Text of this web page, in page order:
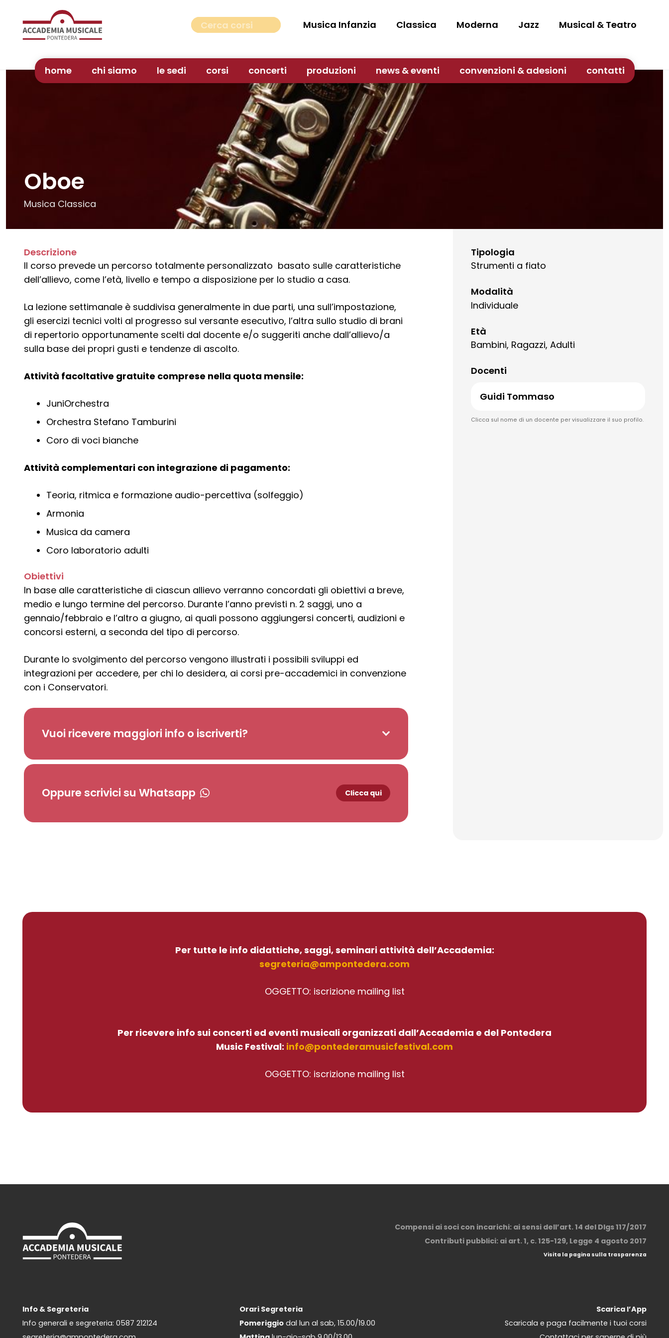
Musica Infanzia Classica Moderna Jazz Musical & Teatro
home chi siamo le sedi corsi concerti produzioni news & eventi convenzioni & adesioni contatti
Oboe
Musica Classica
Descrizione
Il corso prevede un percorso totalmente personalizzato basato sulle caratteristiche
dell’allievo, come l’età, livello e tempo a disposizione per lo studio a casa.
La lezione settimanale è suddivisa generalmente in due parti, una sull’impostazione,
gli esercizi tecnici volti al progresso sul versante esecutivo, l’altra sullo studio di brani
di repertorio opportunamente scelti dal docente e/o suggeriti anche dall’allievo/a
sulla base dei propri gusti e tendenze di ascolto.
Attività facoltative gratuite comprese nella quota mensile:
JuniOrchestra
Orchestra Stefano Tamburini
Coro di voci bianche
Attività complementari con integrazione di pagamento:
Teoria, ritmica e formazione audio-percettiva (solfeggio)
Armonia
Musica da camera
Coro laboratorio adulti
Obiettivi
In base alle caratteristiche di ciascun allievo verranno concordati gli obiettivi a breve,
medio e lungo termine del percorso. Durante l’anno previsti n. 2 saggi, uno a
gennaio/febbraio e l’altro a giugno, ai quali possono aggiungersi concerti, audizioni e
concorsi esterni, a seconda del tipo di percorso.
Durante lo svolgimento del percorso vengono illustrati i possibili sviluppi ed
integrazioni per accedere, per chi lo desidera, ai corsi pre-accademici in convenzione
con i Conservatori.
Vuoi ricevere maggiori info o iscriverti?
Oppure scrivici su Whatsapp Clicca qui
Tipologia
Strumenti a fiato
Modalità
Individuale
Età
Bambini, Ragazzi, Adulti
Docenti
Guidi Tommaso
Clicca sul nome di un docente per visualizzare il suo profilo.
Per tutte le info didattiche, saggi, seminari attività dell’Accademia:
segreteria@ampontedera.com
OGGETTO: iscrizione mailing list
Per ricevere info sui concerti ed eventi musicali organizzati dall’Accademia e del Pontedera
Music Festival: info@pontederamusicfestival.com
OGGETTO: iscrizione mailing list
Compensi ai soci con incarichi: ai sensi dell’art. 14 del Dlgs 117/2017
Contributi pubblici: ai art. 1, c. 125-129, Legge 4 agosto 2017
Visita la pagina sulla trasparenza
Info & Segreteria
Info generali e segreteria: 0587 212124
Orari Segreteria
Pomeriggio dal lun al sab, 15.00/19.00
Scarica l’App
Scaricala e paga facilmente i tuoi corsi